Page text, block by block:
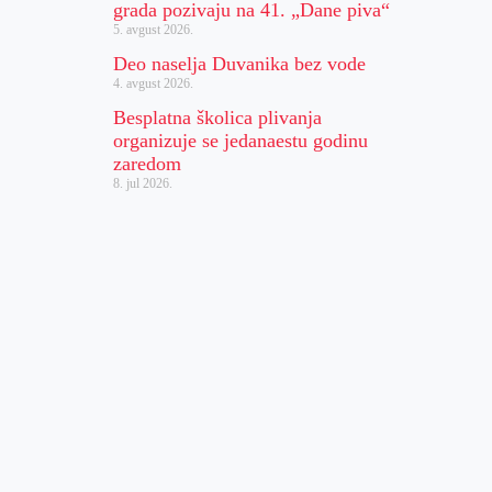
grada pozivaju na 41. „Dane piva“
5. avgust 2026.
Deo naselja Duvanika bez vode
4. avgust 2026.
Besplatna školica plivanja
organizuje se jedanaestu godinu
zaredom
8. jul 2026.